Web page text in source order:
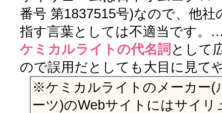
番号 第1837515号)なので、他
指す言葉としては不適当です
ケミカルライトの代名詞 として
ので誤用だとしても大目に見て
※ケミカルライトのメーカー(
ーツ)のWebサイトにはサイリ